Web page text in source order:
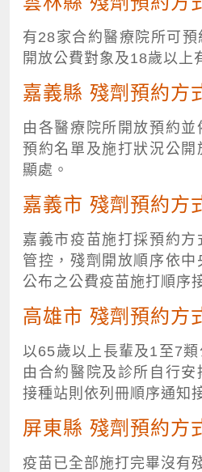
有28家合約醫療院所可
開放公費對象及18歲以上
嘉義縣 殘劑預約方
由各醫療院所開放預約
預約名單及施打狀況公開
顯處。
嘉義市 殘劑預約方
嘉義市疫苗施打採預約
管控，殘劑開放順序依
公布之公費疫苗施打順序
高雄市 殘劑預約方
以65歲以上長輩及1至7
由合約醫院及診所自行
接種站則依列冊順序通知
屏東縣 殘劑預約方
疫苗已全部施打完畢沒有